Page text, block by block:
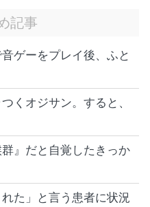
記事
ゲーをプレイ後、ふと
くオジサン。すると、
』だと自覚したきっか
た」と言う患者に状況